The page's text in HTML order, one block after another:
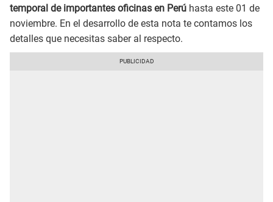
temporal de importantes oficinas en Perú hasta este 01 de
noviembre. En el desarrollo de esta nota te contamos los
detalles que necesitas saber al respecto.